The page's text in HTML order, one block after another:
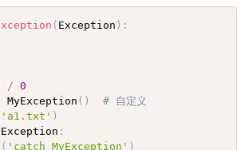
( Exception ) :
/
0
MyException ( )
# 自定义
'a1.txt' )
:
( 'catch MyException' )